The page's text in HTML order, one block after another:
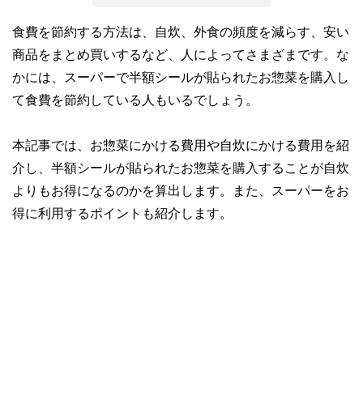
食費を節約する方法は、自炊、外食の頻度を減らす、安い
商品をまとめ買いするなど、人によってさまざまです。な
かには、スーパーで半額シールが貼られたお惣菜を購入し
て食費を節約している人もいるでしょう。
本記事では、お惣菜にかける費用や自炊にかける費用を紹
介し、半額シールが貼られたお惣菜を購入することが自炊
よりもお得になるのかを算出します。また、スーパーをお
得に利用するポイントも紹介します。